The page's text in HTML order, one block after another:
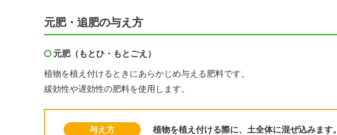
元肥・追肥の与え方
元肥（もとひ・もとごえ）
植物を植え付けるときにあらかじめ与える肥料です。
緩効性や遅効性の肥料を使用します。
与え方 植物を植え付ける際に、土全体に混ぜ込みます。